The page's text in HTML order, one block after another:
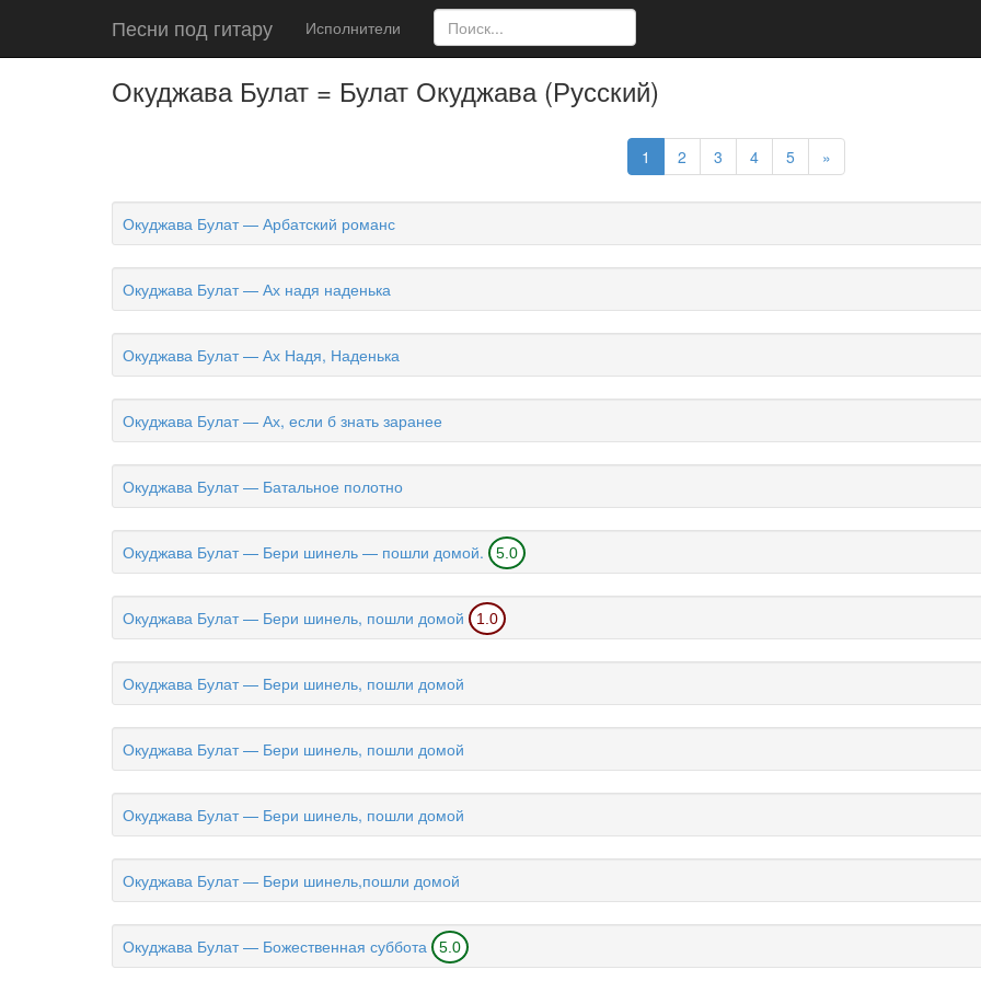
Песни под гитару Исполнители
Окуджава Булат = Булат Окуджава (Русский)
1 2 3 4 5 »
Окуджава Булат — Арбатский романс
Окуджава Булат — Ах надя наденька
Окуджава Булат — Ах Надя, Наденька
Окуджава Булат — Ах, если б знать заранее
Окуджава Булат — Батальное полотно
Окуджава Булат — Бери шинель — пошли домой. 5.0
Окуджава Булат — Бери шинель, пошли домой 1.0
Окуджава Булат — Бери шинель, пошли домой
Окуджава Булат — Бери шинель, пошли домой
Окуджава Булат — Бери шинель, пошли домой
Окуджава Булат — Бери шинель,пошли домой
Окуджава Булат — Божественная суббота 5.0